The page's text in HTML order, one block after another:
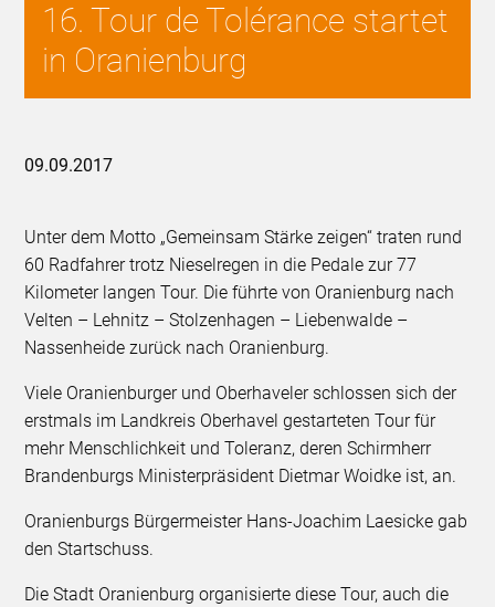
16. Tour de Tolérance startet
in Oranienburg
09.09.2017
Unter dem Motto „Gemeinsam Stärke zeigen“ traten rund
60 Radfahrer trotz Nieselregen in die Pedale zur 77
Kilometer langen Tour. Die führte von Oranienburg nach
Velten – Lehnitz – Stolzenhagen – Liebenwalde –
Nassenheide zurück nach Oranienburg.
Viele Oranienburger und Oberhaveler schlossen sich der
erstmals im Landkreis Oberhavel gestarteten Tour für
mehr Menschlichkeit und Toleranz, deren Schirmherr
Brandenburgs Ministerpräsident Dietmar Woidke ist, an.
Oranienburgs Bürgermeister Hans-Joachim Laesicke gab
den Startschuss.
Die Stadt Oranienburg organisierte diese Tour, auch die